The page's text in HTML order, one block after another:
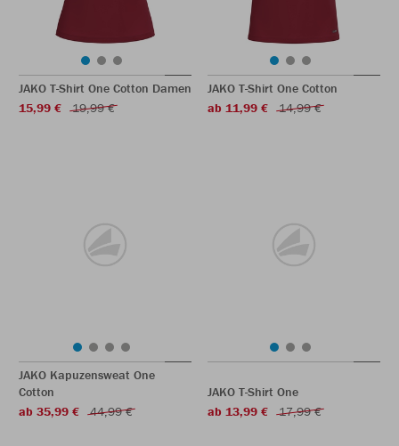
JAKO T-Shirt One Cotton Damen
15,99 €
19,99 €
JAKO T-Shirt One Cotton
ab 11,99 €
14,99 €
JAKO Kapuzensweat One
Cotton
ab 35,99 €
44,99 €
JAKO T-Shirt One
ab 13,99 €
17,99 €